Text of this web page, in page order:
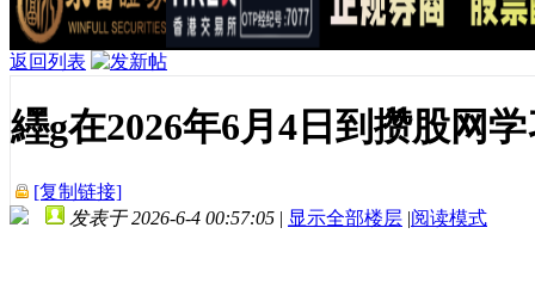
返回列表
纆g在2026年6月4日到攒股网
[复制链接]
发表于 2026-6-4 00:57:05 | 显示全部楼层 |阅读模式